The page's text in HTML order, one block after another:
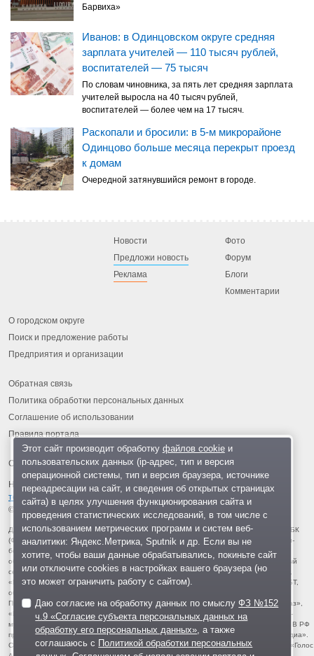
Барвиха»
Иванов: в Одинцовском округе средняя
зарплата учителей — 110 тысяч рублей,
воспитателей — 75 тысяч
По словам чиновника, за пять лет средняя зарплата
учителей выросла на 40 тысяч рублей,
воспитателей — более чем на 17 тысяч.
Раскопали и бросили: в 5-м микрорайоне
Одинцово больше месяца перекрыт проезд
к домам
Очередной затянувшийся ремонт в городе.
Новости
Предложи новость
Реклама
Фото
Форум
Блоги
Комментарии
О городском округе
Поиск и предложение работы
Предприятия и организации
Обратная связь
Политика обработки персональных данных
Соглашение об использовании
Правила портала
На информационном ресурсе применяются рекомендательные
технологии
© 2013-2026 «ОИНФО»,
сделано в Одинцово
Для читателей: В России признаны экстремистскими и запрещены организации ФБК
(Фонд борьбы с коррупцией, признан иноагентом), Штабы Навального, «Национал-
большевистская партия», «Свидетели Иеговы», «Армия воли народа», «Русский
общенациональный союз», «Движение против нелегальной иммиграции», «Правый
сектор», УНА-УНСО, УПА, «Тризуб им. Степана Бандеры», «Мизантропик дивижн»,
«Меджлис крымскотатарского народа», движение «Артподготовка», движение ЛГБТ,
общероссийская политическая партия «Воля», АУЕ, батальоны «Азов» и «Айдар».
Признаны террористическими и запрещены: «Движение Талибан», «Имарат Кавказ»,
«Исламское государство» (ИГ, ИГИЛ), Джебхад-ан-Нусра, «АУМ Синрике», «Братья-
мусульмане», «Аль-Каида в странах исламского Магриба», «Сеть», «Колумбайн». В РФ
признана нежелательной деятельность «Открытой России», издания «Проект Медиа».
СМИ-иноагентами признаны: телеканал «Дождь», «Медуза», «Важные истории», «Голос
Этот сайт производит обработку файлов cookieи
пользовательских данных (ip-адрес, тип и версия
операционной системы, тип и версия браузера, источнике
переадресации на сайт, и сведения об открытых страницах
сайта) в целях улучшения функционирования сайта и
проведения статистических исследований, в том числе с
использованием метрических программ и систем веб-
аналитики: Яндекс.Метрика, Sputnik и др. Если вы не
хотите, чтобы ваши данные обрабатывались, покиньте сайт
или отключите cookies в настройках вашего браузера (но
это может ограничить работу с сайтом).
Даю согласие на обработку данных по смыслуФЗ №152
ч.9 «Согласие субъекта персональных данных на
обработку его персональных данных» , а также
соглашаюсь с Политикой обработки персональных